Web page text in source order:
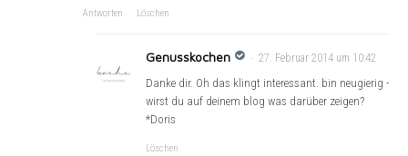
Antworten Löschen
Genusskochen 27. Februar 2014 um 10:42
Danke dir. Oh das klingt interessant. bin neugierig -
wirst du auf deinem blog was darüber zeigen?
*Doris
Löschen